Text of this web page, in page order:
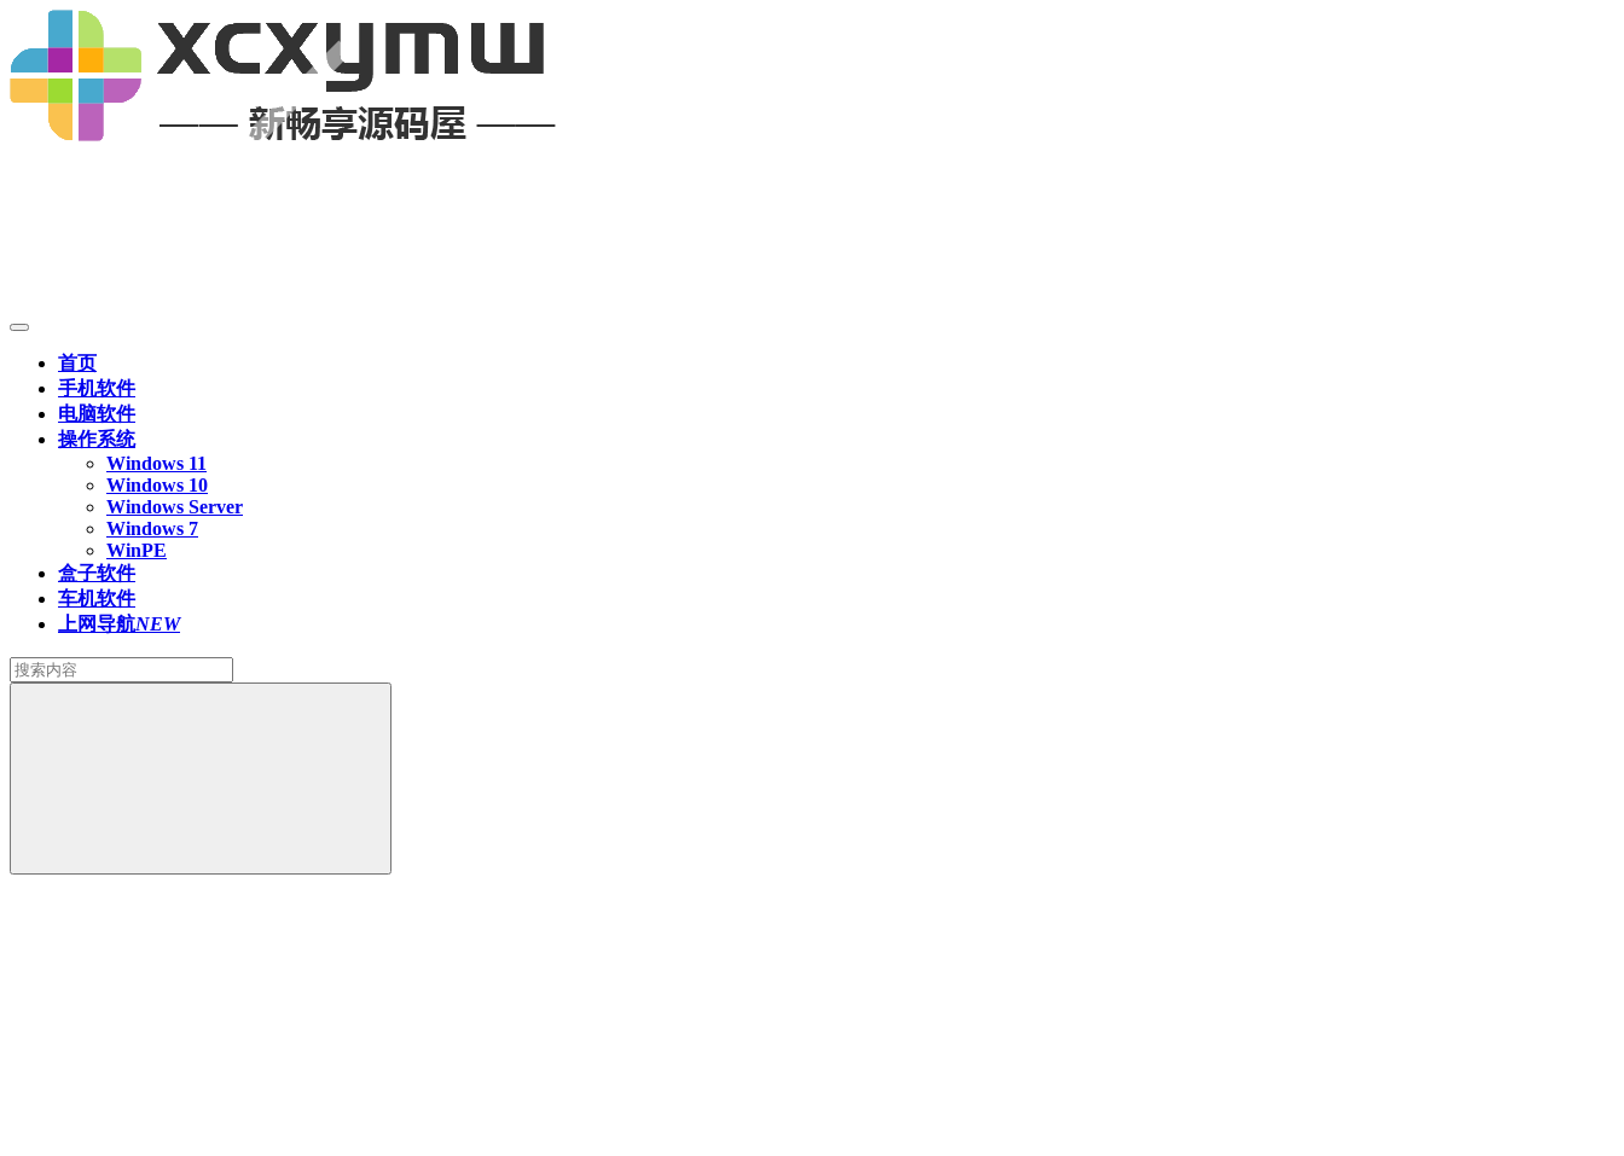
首页
手机软件
电脑软件
操作系统
Windows 11
Windows 10
Windows Server
Windows 7
WinPE
盒子软件
车机软件
上网导航NEW